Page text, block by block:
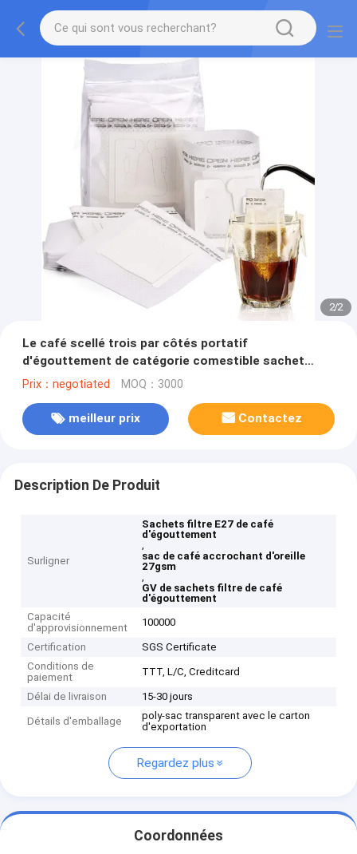
2/2
Le café scellé trois par côtés portatif
d'égouttement de catégorie comestible sachet
filtre l'oreille accrochante
Prix：negotiated MOQ：3000
meilleur prix Contactez
Description De Produit
Surligner
Sachets filtre E27 de café
d'égouttement
,
sac de café accrochant d'oreille
27gsm
,
GV de sachets filtre de café
d'égouttement
Capacité
d'approvisionnement
100000
Certification
SGS Certificate
Conditions de
paiement
TTT, L/C, Creditcard
Délai de livraison 15-30 jours
Détails d'emballage
poly-sac transparent avec le carton
d'exportation
Regardez plus
Coordonnées